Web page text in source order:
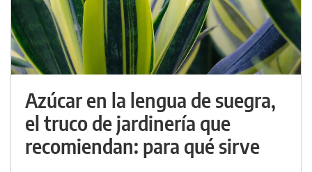
Azúcar en la lengua de suegra,
el truco de jardinería que
recomiendan: para qué sirve